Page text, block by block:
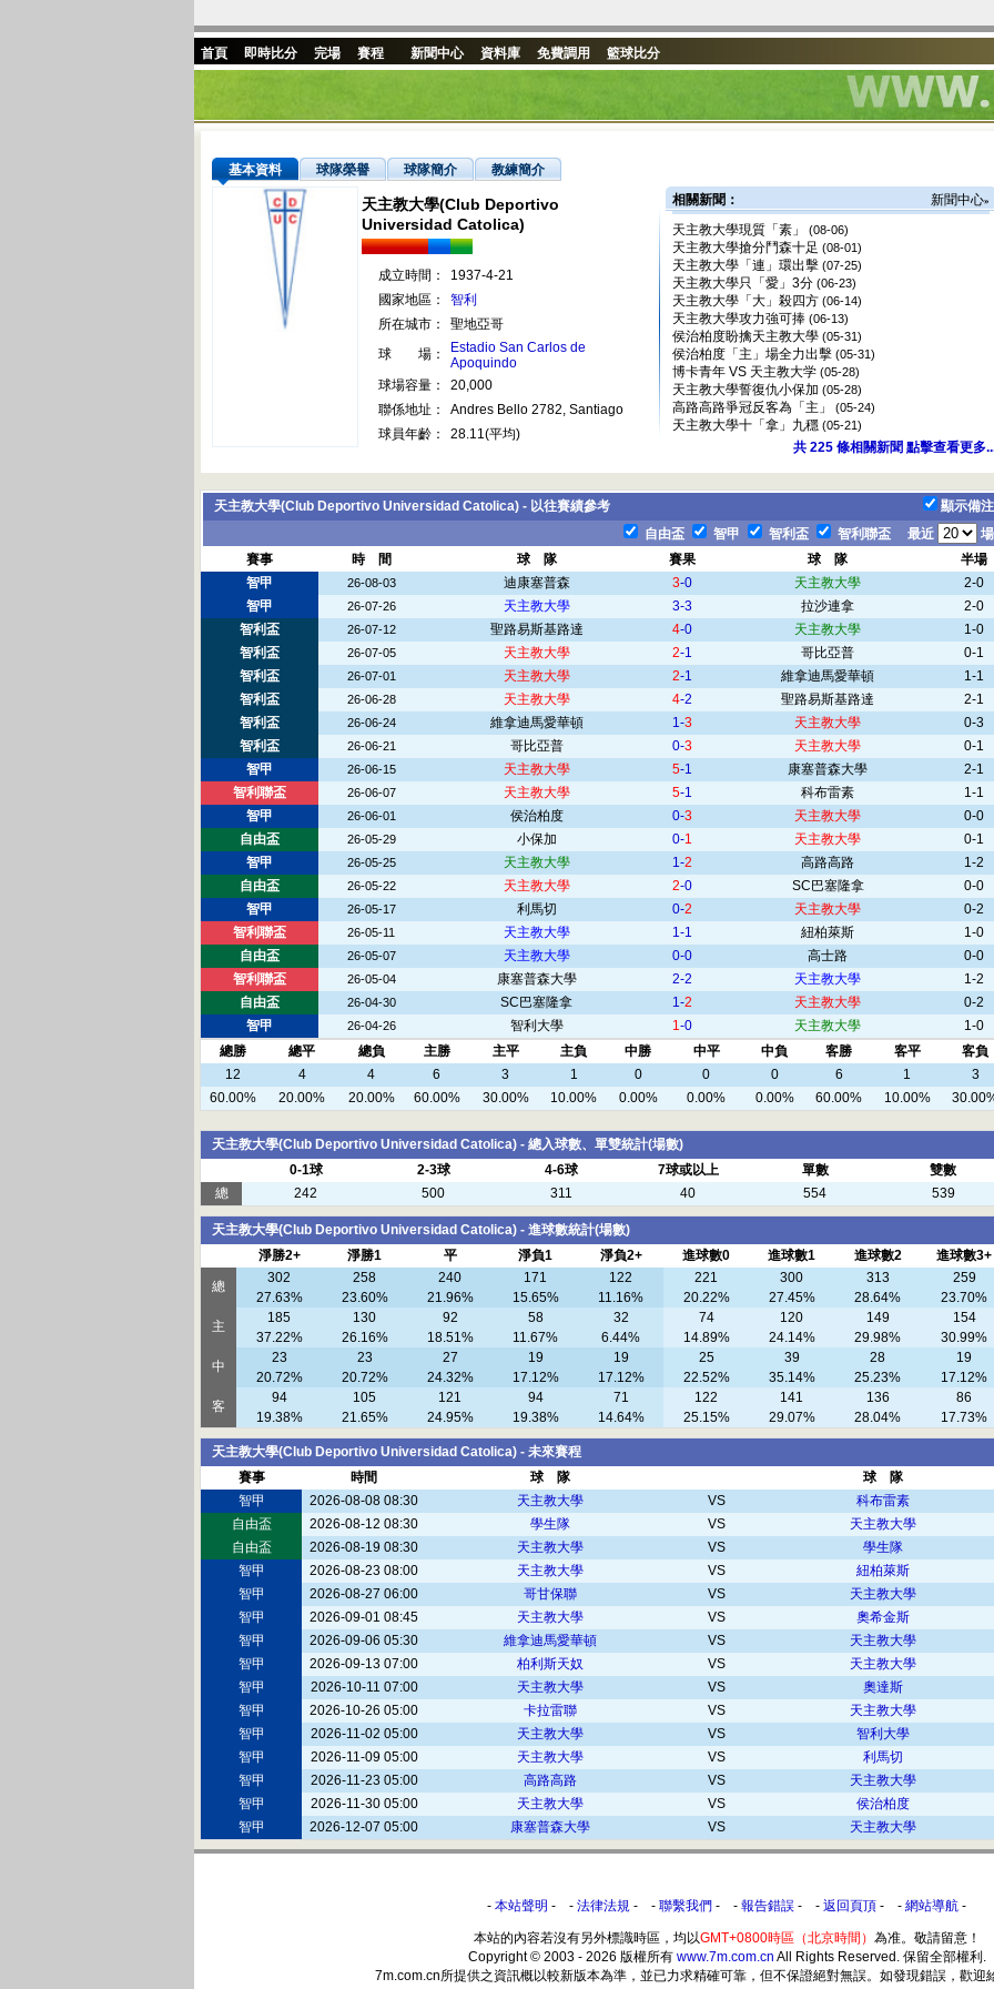
首頁 即時比分 完場 賽程 新聞中心 資料庫 免費調用 籃球比分
基本資料 球隊榮譽 球隊簡介 教練簡介
天主教大學(Club Deportivo
Universidad Catolica)
成立時間：
1937-4-21
國家地區：
智利
所在城市：
聖地亞哥
球 場：
Estadio San Carlos de
Apoquindo
球場容量：
20,000
聯係地址：
Andres Bello 2782, Santiago
球員年齡：
28.11(平均)
相關新聞： 新聞中心»
天主教大學現質「素」 (08-06)
天主教大學搶分鬥森十足 (08-01)
天主教大學「連」環出擊 (07-25)
天主教大學只「愛」3分 (06-23)
天主教大學「大」殺四方 (06-14)
天主教大學攻力強可捧 (06-13)
侯治柏度盼擒天主教大學 (05-31)
侯治柏度「主」場全力出擊 (05-31)
博卡青年 VS 天主教大学 (05-28)
天主教大學誓復仇小保加 (05-28)
高路高路爭冠反客為「主」 (05-24)
天主教大學十「拿」九穩 (05-21)
共 225 條相關新聞 點擊查看更多
天主教大學(Club Deportivo Universidad Catolica) - 以往賽績參考
顯示備注
自由盃
智甲 智利盃 智利聯盃 最近
場
賽事
時 間 球 隊 賽果 球 隊
半場
智甲
26-08-03 迪康塞普森 3-0 天主教大學
2-0
智甲
26-07-26 天主教大學 3-3 拉沙連拿
2-0
智利盃
26-07-12 聖路易斯基路達 4-0 天主教大學
1-0
智利盃
26-07-05 天主教大學 2-1 哥比亞普
0-1
智利盃
26-07-01 天主教大學 2-1 維拿迪馬愛華頓
1-1
智利盃
26-06-28 天主教大學 4-2 聖路易斯基路達
2-1
智利盃
26-06-24 維拿迪馬愛華頓 1-3 天主教大學
0-3
智利盃
26-06-21 哥比亞普 0-3 天主教大學
0-1
智甲
26-06-15 天主教大學 5-1 康塞普森大學
2-1
智利聯盃
26-06-07 天主教大學 5-1 科布雷素
1-1
智甲
26-06-01 侯治柏度 0-3 天主教大學
0-0
自由盃
26-05-29 小保加 0-1 天主教大學
0-1
智甲
26-05-25 天主教大學 1-2 高路高路
1-2
自由盃
26-05-22 天主教大學 2-0 SC巴塞隆拿
0-0
智甲
26-05-17 利馬切 0-2 天主教大學
0-2
智利聯盃
26-05-11 天主教大學 1-1 紐柏萊斯
1-0
自由盃
26-05-07 天主教大學 0-0 高士路
0-0
智利聯盃
26-05-04 康塞普森大學 2-2 天主教大學
1-2
自由盃
26-04-30 SC巴塞隆拿 1-2 天主教大學
0-2
智甲
26-04-26 智利大學 1-0 天主教大學
1-0
總勝
總平 總負 主勝 主平 主負 中勝 中平 中負 客勝 客平
客負
12
4 4 6 3 1 0 0 0 6 1
3
60.00%
20.00% 20.00% 60.00% 30.00% 10.00% 0.00% 0.00% 0.00% 60.00% 10.00%
天主教大學(Club Deportivo Universidad Catolica) - 總入球數、單雙統計(場數)
0-1球
2-3球 4-6球 7球或以上 單數
雙數
總
242 500 311 40 554 539
天主教大學(Club Deportivo Universidad Catolica) - 進球數統計(場數)
淨勝2+
淨勝1 平 淨負1 淨負2+ 進球數0 進球數1 進球數2
進球數3+
總
302 258 240 171 122 221 300 313
259
27.63%
23.60% 21.96% 15.65% 11.16% 20.22% 27.45% 28.64%
23.70%
主
185 130 92 58 32 74 120 149
154
37.22%
26.16% 18.51% 11.67% 6.44% 14.89% 24.14% 29.98%
30.99%
中
23 23 27 19 19 25 39 28
19
20.72%
20.72% 24.32% 17.12% 17.12% 22.52% 35.14% 25.23%
17.12%
客
94 105 121 94 71 122 141 136
86
19.38%
21.65% 24.95% 19.38% 14.64% 25.15% 29.07% 28.04% 17.73%
天主教大學(Club Deportivo Universidad Catolica) - 未來賽程
賽事
時間 球 隊
球 隊
智甲
2026-08-08 08:30 天主教大學 VS
科布雷素
自由盃
2026-08-12 08:30 學生隊 VS
天主教大學
自由盃
2026-08-19 08:30 天主教大學 VS
學生隊
智甲
2026-08-23 08:00 天主教大學 VS
紐柏萊斯
智甲
2026-08-27 06:00 哥甘保聯 VS
天主教大學
智甲
2026-09-01 08:45 天主教大學 VS
奧希金斯
智甲
2026-09-06 05:30 維拿迪馬愛華頓 VS
天主教大學
智甲
2026-09-13 07:00 柏利斯天奴 VS
天主教大學
智甲
2026-10-11 07:00 天主教大學 VS
奧達斯
智甲
2026-10-26 05:00 卡拉雷聯 VS
天主教大學
智甲
2026-11-02 05:00 天主教大學 VS
智利大學
智甲
2026-11-09 05:00 天主教大學 VS
利馬切
智甲
2026-11-23 05:00 高路高路 VS
天主教大學
智甲
2026-11-30 05:00 天主教大學 VS
侯治柏度
智甲
2026-12-07 05:00 康塞普森大學 VS 天主教大學
- 本站聲明 - - 法律法規 - - 聯繫我們 - - 報告錯誤 - - 返回頁頂 - - 網站導航 -
本站的內容若沒有另外標識時區，均以GMT+0800時區（北京時間） 為准。敬請留意！
Copyright © 2003 - 2026 版權所有 www.7m.com.cn All Rights Reserved. 保留全部權利.
7m.com.cn所提供之資訊概以較新版本為準，並已力求精確可靠，但不保證絕對無誤。如發現錯誤，歡迎